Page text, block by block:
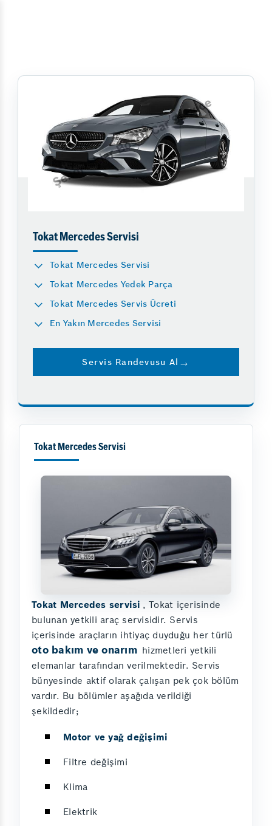
Tokat Mercedes Servisi
Tokat Mercedes Servisi
Tokat Mercedes Yedek Parça
Tokat Mercedes Servis Ücreti
En Yakın Mercedes Servisi
Servis Randevusu Al
Tokat Mercedes Servisi
Tokat Mercedes servisi , Tokat içerisinde
bulunan yetkili araç servisidir. Servis
içerisinde araçların ihtiyaç duyduğu her türlü
oto bakım ve onarım hizmetleri yetkili
elemanlar tarafından verilmektedir. Servis
bünyesinde aktif olarak çalışan pek çok bölüm
vardır. Bu bölümler aşağıda verildiği
şekildedir;
Motor ve yağ değişimi
Filtre değişimi
Klima
Elektrik